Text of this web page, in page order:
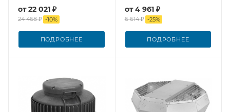
Тепломаш
от22 021 ₽
24 468 ₽ -10%
ПОДРОБНЕЕ
от4 961 ₽
6 614 ₽ -25%
ПОДРОБНЕЕ